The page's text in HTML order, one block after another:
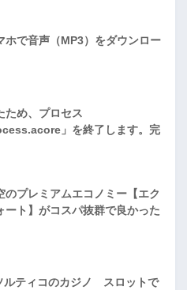
ホで音声（MP3）をダウンロー
ため、プロセス
」を終了します。完
のプレミアムエコノミー【エク
ート】がコスパ抜群で良かった
ルティコのカジノ スロットで